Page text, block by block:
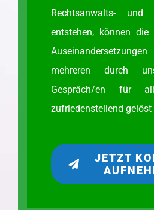
Rechtsanwalts- und
entstehen, können die
mehreren durch
Gespräch/en für
zufriedenstellend gelöst
JETZT